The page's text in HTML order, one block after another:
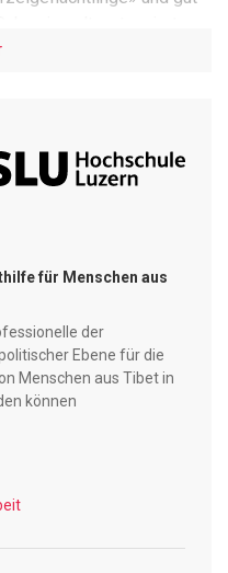
kooperieren sie bei der
Nothilfe und werden zu
prekäre Gestaltung der
bewegen und ist
konzipiert.
neben Tausenden
in den Strukturen der
hier sein, können
wurde die
Langzeit-Nothilfe
auf ihre
Analyse und den
für Menschen aus
der
Ebene für die
Menschen aus Tibet in
können